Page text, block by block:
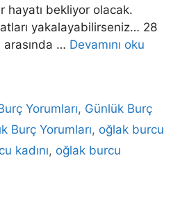
hayatı bekliyor olacak.
yakalayabilirseniz… 28
arasında … Devamını oku
Yorumları, Günlük Burç
Burç Yorumları, oğlak burcu
kadını, oğlak burcu